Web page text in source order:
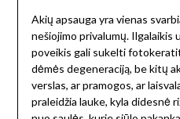
Akių apsauga yra vienas
nešiojimo privalumų.
poveikis gali sukelti
dėmės degeneraciją, be kitų
verslas, ar pramogos, ar
praleidžia lauke, kyla didesnė